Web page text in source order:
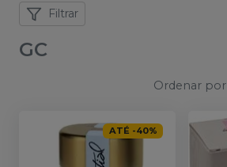
Filtrar
GC
Ordenar por
ATÉ -40%